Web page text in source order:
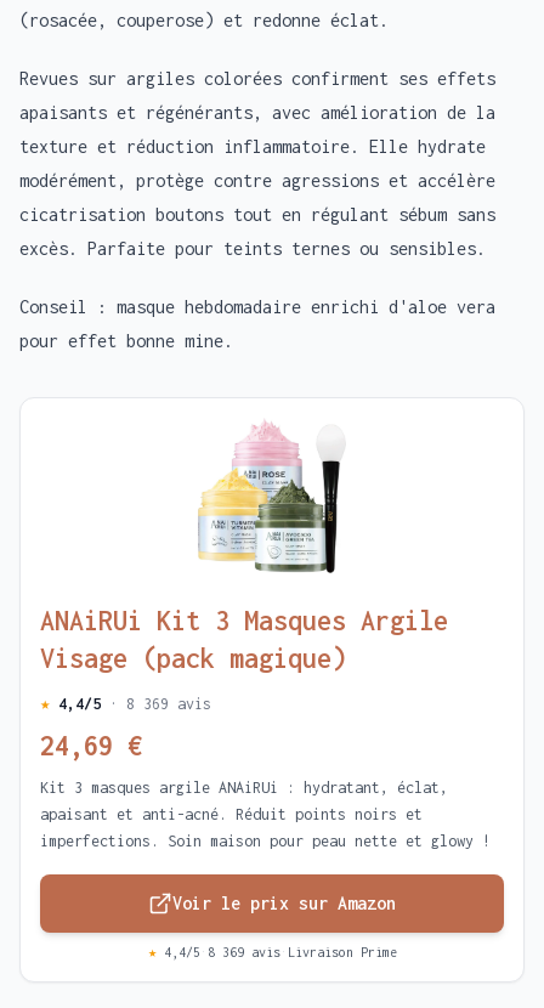
(rosacée, couperose) et redonne éclat.
Revues sur argiles colorées confirment ses effets
apaisants et régénérants, avec amélioration de la
texture et réduction inflammatoire. Elle hydrate
modérément, protège contre agressions et accélère
cicatrisation boutons tout en régulant sébum sans
excès. Parfaite pour teints ternes ou sensibles.
Conseil : masque hebdomadaire enrichi d'aloe vera
pour effet bonne mine.
ANAiRUi Kit 3 Masques Argile
Visage (pack magique)
★ 4,4/5 · 8 369 avis
24,69 €
Kit 3 masques argile ANAiRUi : hydratant, éclat,
apaisant et anti-acné. Réduit points noirs et
imperfections. Soin maison pour peau nette et glowy !
Voir le prix sur Amazon
★4,4/5 · 8 369 avis· Livraison Prime